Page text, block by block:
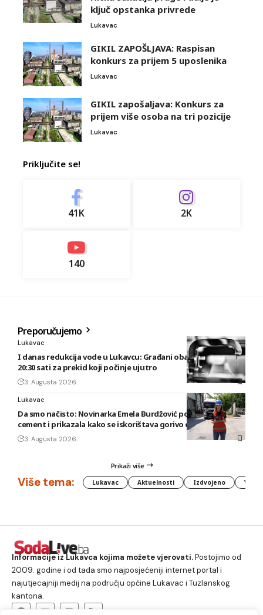
ključ opstanka privrede
Lukavac
GIKIL ZAPOŠLJAVA: Raspisan
konkurs za prijem 5 uposlenika
Lukavac
GIKIL zapošaljava: Konkurs za
prijem više osoba na tri pozicije
Lukavac
Priključite se!
41K 2K
140
Preporučujemo
Lukavac
I danas redukcija vode u Lukavcu: Građani obaviješteni tek u
20:30 sati za prekid koji počinje ujutro
3. Augusta 2026.
Lukavac
Da smo načisto: Novinarka Emela Burdžović posjetila Lukavac
cement i prikazala kako se iskorištava gorivo od otpada
3. Augusta 2026.
Prikaži više
Više tema: Lukavac Aktuelnosti Izdvojeno
Informacije iz Lukavca kojima možete vjerovati.Postojimo od
2009. godine i od tada smo najposjećeniji internet portal i
najutjecajniji medij na području općine Lukavac i Tuzlanskog
kantona.